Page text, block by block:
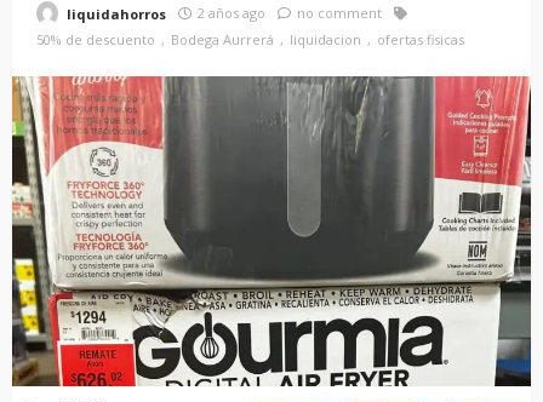
liquidahorros 2 años ago
no comment
50% de descuento
Bodega Aurrerá liquidacion ofertas fisicas